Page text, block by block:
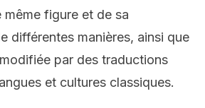
même figure et de sa
différentes manières, ainsi que
par des traductions
et cultures classiques.